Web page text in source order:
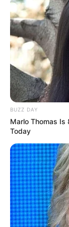
Weitere
Hotels in
Kauf- und
Hotel Nabburg
Lage des
Nabburg:
Hier kann die
werden, auch
BUZZ DAY
Marlo Thomas Is
Today